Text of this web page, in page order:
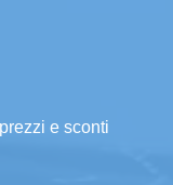
e sconti